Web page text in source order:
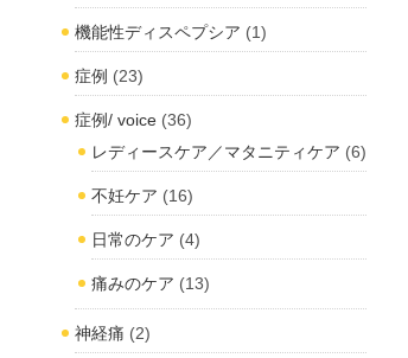
機能性ディスペプシア (1)
症例 (23)
症例/ voice (36)
レディースケア／マタニティケア (6)
不妊ケア (16)
日常のケア (4)
痛みのケア (13)
神経痛 (2)